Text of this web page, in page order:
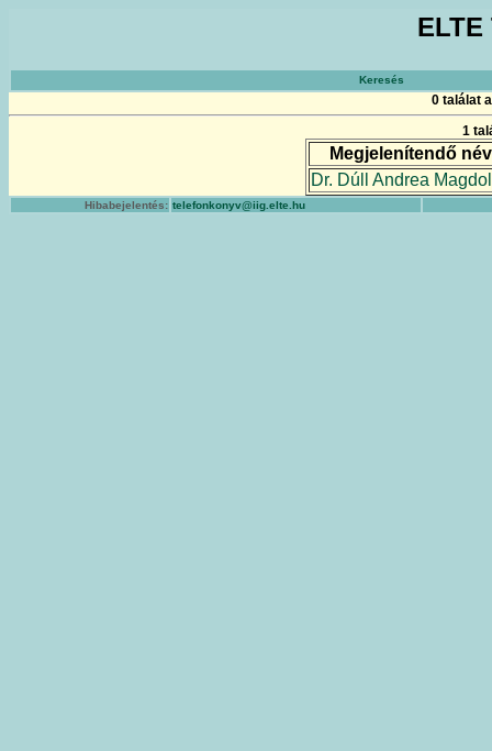
Keresés
0 találat
1
Megjelenítendő név
Dr. Dúll Andrea
Hibabejelentés: telefonkonyv@iig.elte.hu